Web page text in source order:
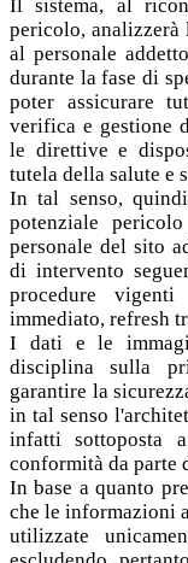
Il sistema, al
pericolo,
al personale
durante la fase di
poter assicurare
verifica e gestione
le direttive e
tutela della salute e
In tal senso,
potenziale
personale del sito
di intervento
procedure
immediato, refresh
I dati e le
disciplina sulla
garantire la
in tal senso
infatti sottoposta
conformità da parte
In base a quanto
che le informazioni
utilizzate